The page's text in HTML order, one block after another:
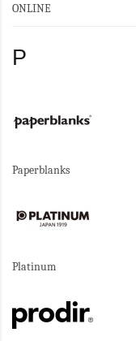
ONLINE
P
Paperblanks
Platinum